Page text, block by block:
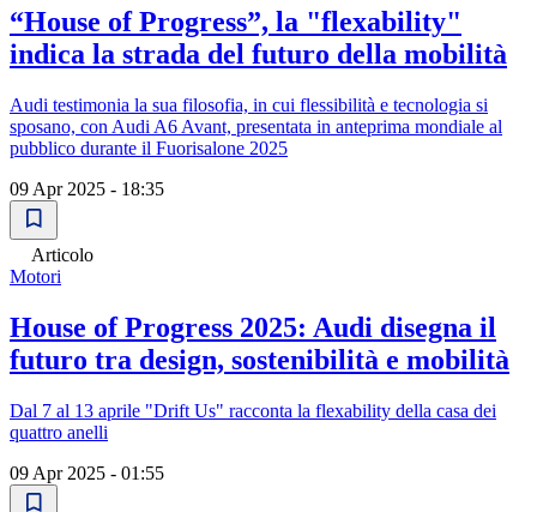
“House of Progress”, la "flexability"
indica la strada del futuro della mobilità
Audi testimonia la sua filosofia, in cui flessibilità e tecnologia si
sposano, con Audi A6 Avant, presentata in anteprima mondiale al
pubblico durante il Fuorisalone 2025
09 Apr 2025 - 18:35
Articolo
Motori
House of Progress 2025: Audi disegna il
futuro tra design, sostenibilità e mobilità
Dal 7 al 13 aprile "Drift Us" racconta la flexability della casa dei
quattro anelli
09 Apr 2025 - 01:55